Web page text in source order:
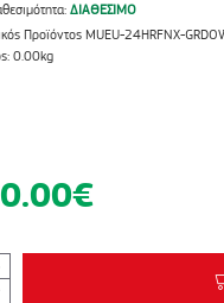
ΔΙΑΘΈΣΙΜΟ
Προϊόντος MUEU-24HRFNX-
0.00kg